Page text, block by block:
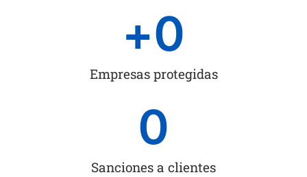
Empresas protegidas
+0
Sanciones a clientes
0